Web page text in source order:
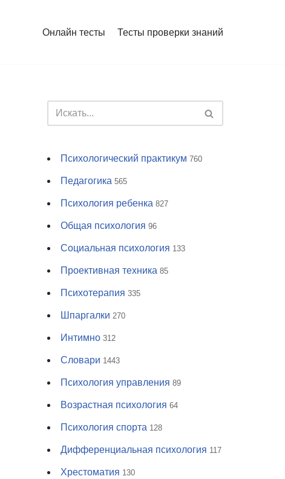
Онлайн тесты Тесты проверки знаний
Психологический практикум 760
Педагогика 565
Психология ребенка 827
Общая психология 96
Социальная психология 133
Проективная техника 85
Психотерапия 335
Шпаргалки 270
Интимно 312
Словари 1443
Психология управления 89
Возрастная психология 64
Психология спорта 128
Дифференциальная психология 117
Хрестоматия 130